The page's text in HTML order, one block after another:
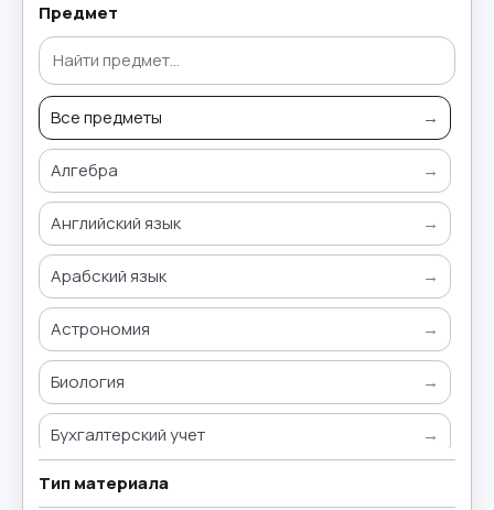
Предмет
Все предметы →
Алгебра →
Английский язык →
Арабский язык →
Астрономия →
Биология →
Бухгалтерский учет →
Всемирная история
Тип материала